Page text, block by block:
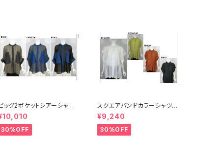
ッグ2ポケットシアーシャ
17673
30%OFF
スクエアバンドカラーシャツ
17790
¥9,240
30%OFF